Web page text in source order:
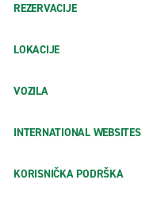
REZERVACIJE
LOKACIJE
VOZILA
INTERNATIONAL WEBSITES
KORISNIČKA PODRŠKA